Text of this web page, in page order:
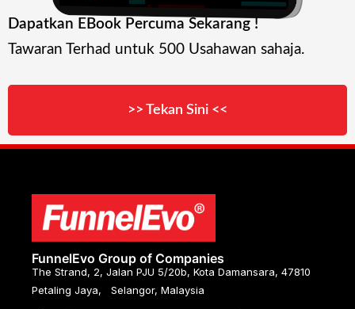
Dapatkan EBook Percuma Sekarang !
Tawaran Terhad untuk 500 Usahawan sahaja.
>> Tekan Sini <<
FunnelEvo Group of Companies
The Strand, 2, Jalan PJU 5/20b, Kota Damansara, 47810
Petaling Jaya, Selangor, Malaysia